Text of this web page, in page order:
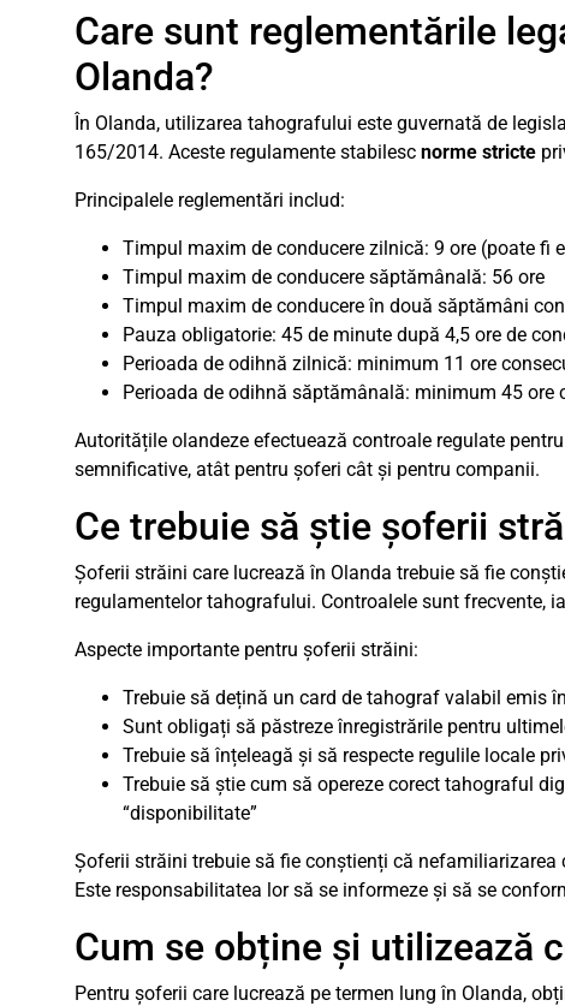
Care sunt reglementările
Olanda?
În Olanda, utilizarea tahografului este guvernată de
165/2014. Aceste regulamente stabilesc norme stricte
Principalele reglementări includ:
Timpul maxim de conducere zilnică: 9 ore (poate fi
Timpul maxim de conducere săptămânală: 56 ore
Timpul maxim de conducere în două săptămâni
Pauza obligatorie: 45 de minute după 4,5 ore de
Perioada de odihnă zilnică: minimum 11 ore
Perioada de odihnă săptămânală: minimum 45 ore
Autoritățile olandeze efectuează controale regulate
semnificative, atât pentru șoferi cât și pentru companii.
Ce trebuie să știe șoferii
Șoferii străini care lucrează în Olanda trebuie să fie
regulamentelor tahografului. Controalele sunt frecvente,
Aspecte importante pentru șoferii străini:
Trebuie să dețină un card de tahograf valabil emis
Sunt obligați să păstreze înregistrările pentru
Trebuie să înțeleagă și să respecte regulile locale
Trebuie să știe cum să opereze corect tahograful
“disponibilitate”
Șoferii străini trebuie să fie conștienți că
Este responsabilitatea lor să se informeze și să se
Cum se obține și utilizează
Pentru șoferii care lucrează pe termen lung în Olanda,